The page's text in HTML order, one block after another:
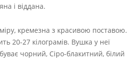
і віддана.
кремезна з красивою поставою.
20-27 кілограмів. Вушка у неї
чорний, Сіро-блакитний, білий